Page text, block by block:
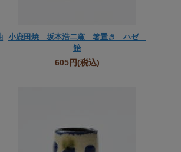
小鹿田焼 坂本浩二窯 箸置き ハゼ
飴
605円(税込)